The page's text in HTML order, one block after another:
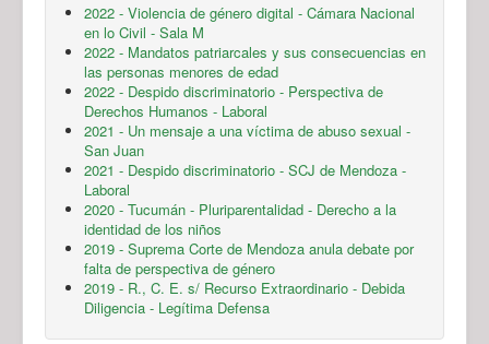
2022 - Violencia de género digital - Cámara Nacional
en lo Civil - Sala M
2022 - Mandatos patriarcales y sus consecuencias en
las personas menores de edad
2022 - Despido discriminatorio - Perspectiva de
Derechos Humanos - Laboral
2021 - Un mensaje a una víctima de abuso sexual -
San Juan
2021 - Despido discriminatorio - SCJ de Mendoza -
Laboral
2020 - Tucumán - Pluriparentalidad - Derecho a la
identidad de los niños
2019 - Suprema Corte de Mendoza anula debate por
falta de perspectiva de género
2019 - R., C. E. s/ Recurso Extraordinario - Debida
Diligencia - Legítima Defensa